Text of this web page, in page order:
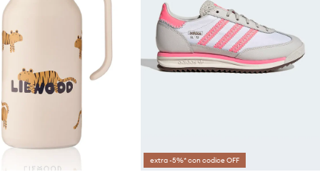
extra -5%* con codice OFF